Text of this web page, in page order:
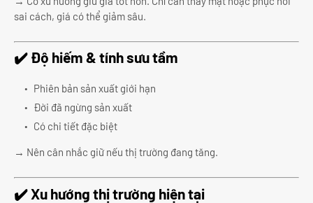
sai cách, giá có thể giảm sâu.
✔️ Độ hiếm & tính sưu tầm
Phiên bản sản xuất giới hạn
Đời đã ngừng sản xuất
Có chi tiết đặc biệt
→ Nên cân nhắc giữ nếu thị trường đang tăng.
✔️ Xu hướng thị trường hiện tại